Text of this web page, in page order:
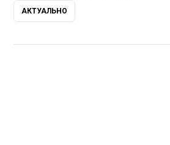
АКТУАЛЬНО